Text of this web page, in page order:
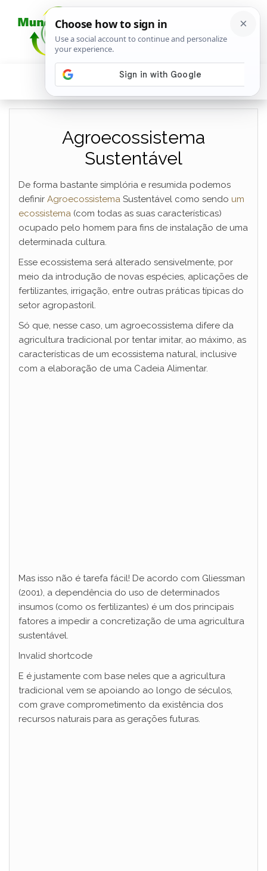
Agroecossistema
Sustentável
De forma bastante simplória e resumida podemos
definir Agroecossistema Sustentável como sendo um
ecossistema (com todas as suas características)
ocupado pelo homem para fins de instalação de uma
determinada cultura.
Esse ecossistema será alterado sensivelmente, por
meio da introdução de novas espécies, aplicações de
fertilizantes, irrigação, entre outras práticas típicas do
setor agropastoril.
Só que, nesse caso, um agroecossistema difere da
agricultura tradicional por tentar imitar, ao máximo, as
características de um ecossistema natural, inclusive
com a elaboração de uma Cadeia Alimentar.
Mas isso não é tarefa fácil! De acordo com Gliessman
(2001), a dependência do uso de determinados
insumos (como os fertilizantes) é um dos principais
fatores a impedir a concretização de uma agricultura
sustentável.
Invalid shortcode
E é justamente com base neles que a agricultura
tradicional vem se apoiando ao longo de séculos,
com grave comprometimento da existência dos
recursos naturais para as gerações futuras.